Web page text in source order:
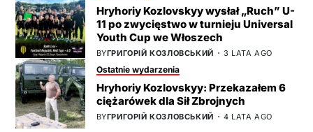
Hryhoriy Kozlovskyy wysłał „Ruch” U-
11 po zwycięstwo w turnieju Universal
Youth Cup we Włoszech
BYГРИГОРІЙ КОЗЛОВСЬКИЙ 3 LATA AGO
Ostatnie wydarzenia
Hryhoriy Kozlovskyy: Przekazałem 6
ciężarówek dla Sił Zbrojnych
BYГРИГОРІЙ КОЗЛОВСЬКИЙ 4 LATA AGO